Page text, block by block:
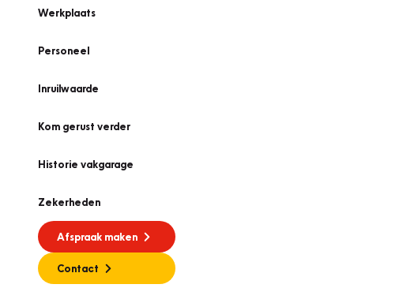
Werkplaats
Personeel
Inruilwaarde
Kom gerust verder
Historie vakgarage
Zekerheden
Afspraak maken
Contact